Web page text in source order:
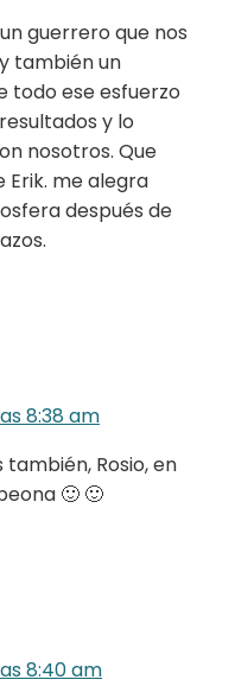
guerrero que nos
también un
todo ese esfuerzo
y lo
nosotros. Que
Erik. me alegra
después de
8:38 am
Rosio, en
🙂 🙂
8:40 am